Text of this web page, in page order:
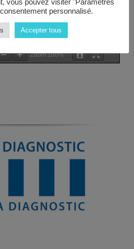
Zoom100%
vous pouvez visiter "Paramètres
personnalisé.
Accepter tous